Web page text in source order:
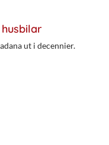
ut i decennier.